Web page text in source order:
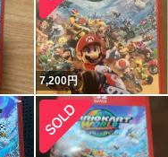
7,200円